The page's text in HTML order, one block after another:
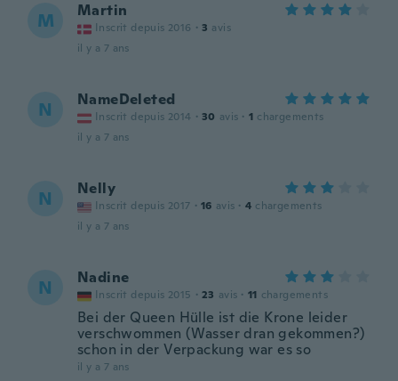
M Martin
Inscrit depuis 2016 · 3 avis
il y a 7 ans
N NameDeleted
Inscrit depuis 2014 · 30 avis · 1 chargements
il y a 7 ans
N Nelly
Inscrit depuis 2017 · 16 avis · 4 chargements
il y a 7 ans
N Nadine
Inscrit depuis 2015 · 23 avis · 11 chargements
Bei der Queen Hülle ist die Krone leider
verschwommen (Wasser dran gekommen?)
schon in der Verpackung war es so
il y a 7 ans